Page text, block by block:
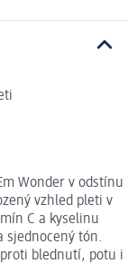
Wonder v odstínu
vzhled pleti v
C a kyselinu
sjednocený tón.
blednutí, potu i